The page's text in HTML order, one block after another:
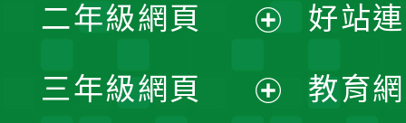
開
選
二年級網頁
開
三年級網頁
好站
教育